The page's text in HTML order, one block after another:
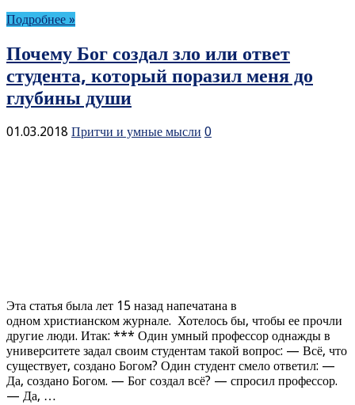
Подробнее »
Почему Бог создал зло или ответ
студента, который поразил меня до
глубины души
01.03.2018 Притчи и умные мысли 0
Эта статья была лет 15 назад напечатана в
одном христианском журнале. Хотелось бы, чтобы ее прочли
другие люди. Итак: *** Один умный профессор однажды в
университете задал своим студентам такой вопрос: — Всё, что
существует, создано Богом? Один студент смело ответил: —
Да, создано Богом. — Бог создал всё? — спросил профессор.
— Да, …